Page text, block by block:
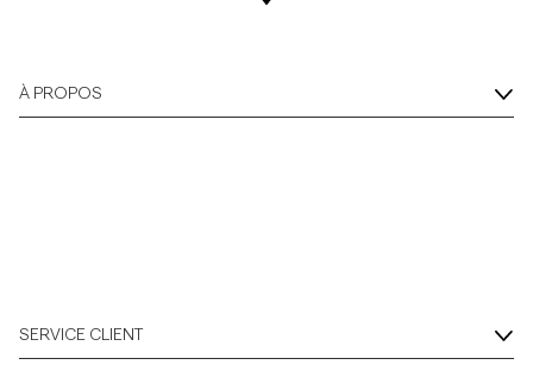
À PROPOS
SERVICE CLIENT